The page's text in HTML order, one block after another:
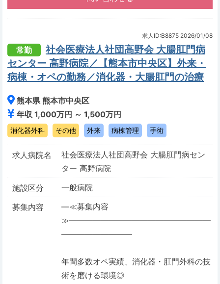
求人ID:B8875 2026/01/08
常勤
社会医療法人社団高野会 大腸肛門病
センター 高野病院／【熊本市中央区】外来・
病棟・オペの勤務／消化器・大腸肛門の治療
熊本県 熊本市中央区
年収 1,000万円 ～ 1,500万円
消化器外科 その他 外来 病棟管理 手術
求人病院名
社会医療法人社団高野会 大腸肛門病セン
ター 高野病院
施設区分
一般病院
募集内容
―≪募集内容
≫――――――――――――――――――
―――――――――
年間多数オペ実績、消化器・肛門外科の技
術を磨ける環境◎